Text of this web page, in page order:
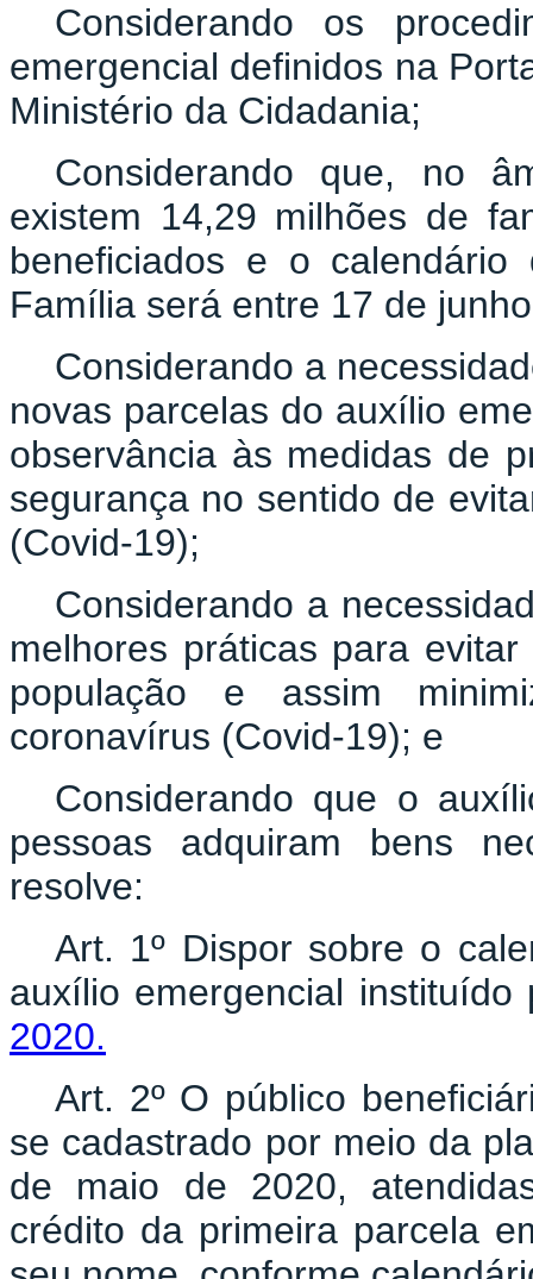
Considerando os
emergencial definidos na
Ministério da Cidadania;
Considerando que, no
existem 14,29 milhões de
beneficiados e o
Família será entre 17 de
Considerando a
novas parcelas do auxílio
observância às medidas de
segurança no sentido de
(Covid-19);
Considerando a
melhores práticas para
população e assim
coronavírus (Covid-19); e
Considerando que o
pessoas adquiram bens
resolve:
Art. 1º Dispor sobre o
auxílio emergencial
2020.
Art. 2º O público
se cadastrado por meio da
de maio de 2020,
crédito da primeira parcela